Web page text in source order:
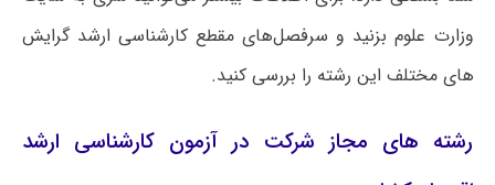
وزارت علوم بزنید و سرفصل‌های مقطع کارشناسی ارشد گرایش
های مختلف این رشته را بررسی کنید.
رشته های مجاز شرکت در آزمون کارشناسی ارشد